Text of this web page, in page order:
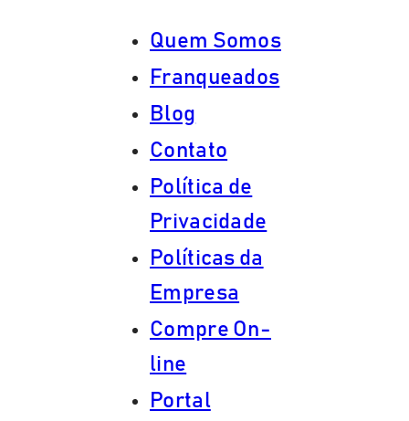
Quem Somos
Franqueados
Blog
Contato
Política de
Privacidade
Políticas da
Empresa
Compre On-
line
Portal